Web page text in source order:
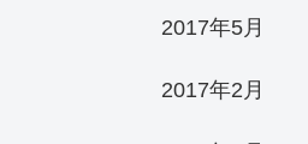
2017年5月
2017年2月